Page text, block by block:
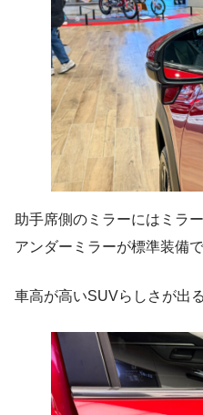
助手席側のミラーにはミラ
アンダーミラーが標準装備で
車高が高いSUVらしさが出